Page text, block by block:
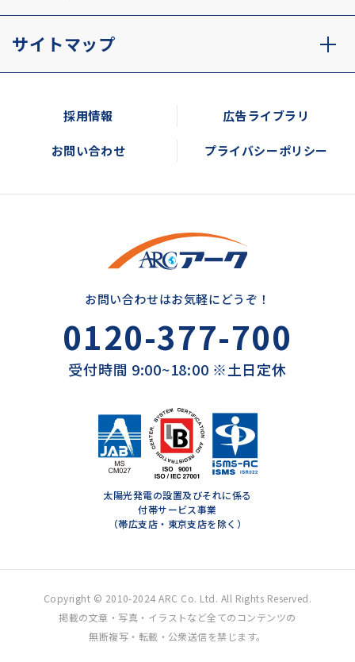
サイトマップ
採用情報 広告ライブラリ
お問い合わせ プライバシーポリシー
お問い合わせはお気軽にどうぞ！
0120-377-700
受付時間 9:00~18:00 ※土日定休
太陽光発電の設置及びそれに係る
付帯サービス事業
（帯広支店・東京支店を除く）
Copyright © 2010-2024 ARC Co. Ltd. All Rights Reserved.
掲載の文章・写真・イラストなど全てのコンテンツの
無断複写・転載・公衆送信を禁じます。